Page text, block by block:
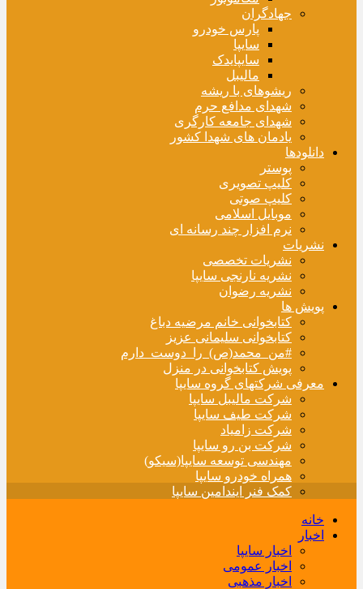
جهادگران
پارس خودرو
سایپا
سایپایدک
مالیبل
ریشوهای با ریشه
شهدای مدافع حرم
شهدای جامعه کارگری
یادمان های شهدا کشور
دانلودها
پوستر
کلیپ تصویری
کلیپ صوتی
موبایل اسلامی
نرم افزار چند رسانه ای
نشریات
نشریات تخصصی
نشریه نارنجی سایپا
نشریه رضوان
پویش ها
کتابخوانی خانم مرضیه دباغ
کتابخوانی سلیمانی عزیز
#من_محمد(ص)_را_دوست_دارم
پویش کتابخوانی در منزل
معرفی شرکتهای گروه سایپا
شرکت مالیبل سایپا
شرکت طیف سایپا
شرکت زامیاد
شرکت بن رو سایپا
مهندسی توسعه سایپا(سیکو)
همراه خودرو سایپا
کمک فنر ایندامین سایپا
خانه
اخبار
اخبار سایپا
اخبار عمومی
اخبار مذهبی